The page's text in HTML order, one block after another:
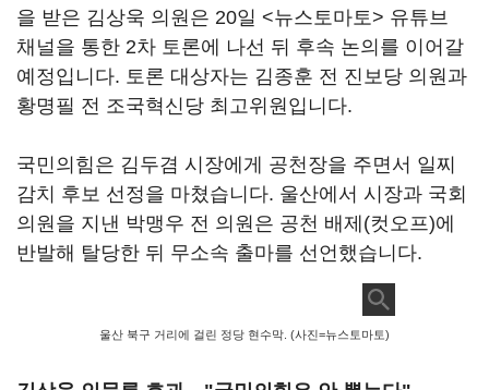
을 받은 김상욱 의원은 20일 <뉴스토마토> 유튜브
채널을 통한 2차 토론에 나선 뒤 후속 논의를 이어갈
예정입니다. 토론 대상자는 김종훈 전 진보당 의원과
황명필 전 조국혁신당 최고위원입니다.
국민의힘은 김두겸 시장에게 공천장을 주면서 일찌
감치 후보 선정을 마쳤습니다. 울산에서 시장과 국회
의원을 지낸 박맹우 전 의원은 공천 배제(컷오프)에
반발해 탈당한 뒤 무소속 출마를 선언했습니다.
울산 북구 거리에 걸린 정당 현수막. (사진=뉴스토마토)